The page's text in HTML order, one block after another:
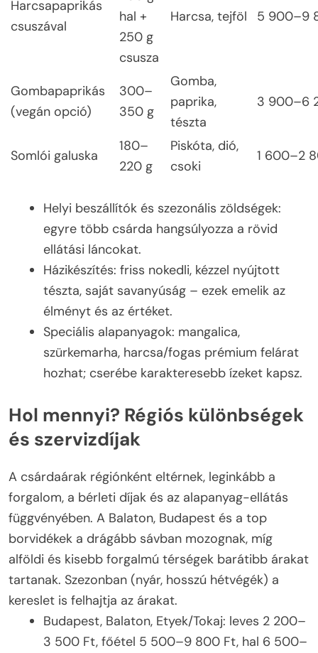
Harcsapaprikás
csuszával
hal +
250 g
csusza
Harcsa, tejföl 5 900–9
Gombapaprikás
(vegán opció)
300–
350 g
Gomba,
paprika,
tészta
3 900–6
Somlói galuska
180–
220 g
Piskóta, dió,
csoki
1 600–2
Helyi beszállítók és szezonális zöldségek:
egyre több csárda hangsúlyozza a rövid
ellátási láncokat.
Házikészítés: friss nokedli, kézzel nyújtott
tészta, saját savanyúság – ezek emelik az
élményt és az értéket.
Speciális alapanyagok: mangalica,
szürkemarha, harcsa/fogas prémium felárat
hozhat; cserébe karakteresebb ízeket kapsz.
Hol mennyi? Régiós különbségek
és szervizdíjak
A csárdaárak régiónként eltérnek, leginkább a
forgalom, a bérleti díjak és az alapanyag-ellátás
függvényében. A Balaton, Budapest és a top
borvidékek a drágább sávban mozognak, míg
alföldi és kisebb forgalmú térségek barátibb árakat
tartanak. Szezonban (nyár, hosszú hétvégék) a
kereslet is felhajtja az árakat.
Budapest, Balaton, Etyek/Tokaj: leves 2 200–
3 500 Ft, főétel 5 500–9 800 Ft, hal 6 500–